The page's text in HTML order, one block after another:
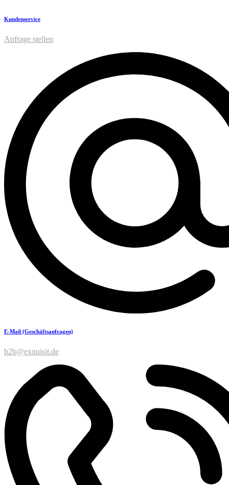
Kundenservice
Anfrage stellen
E-Mail (Geschäftsanfragen)
b2b@exquisit.de